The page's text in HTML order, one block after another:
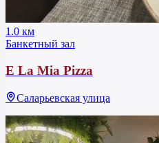
1.0 км
Банкетный зал
E La Mia Pizza
Саларьевская улица